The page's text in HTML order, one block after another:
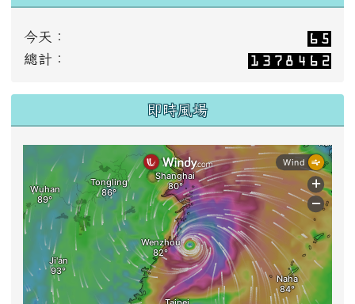
今天：
總計：
即時風場